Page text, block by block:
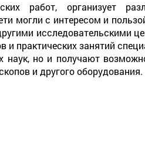
работ, организует
могли с интересом и
исследовательскими
практических занятий
наук, но и получают
и другого оборудования.